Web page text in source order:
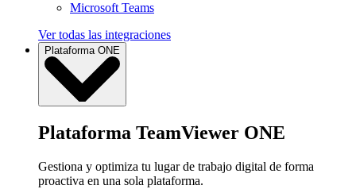
Microsoft Teams
Ver todas las integraciones
Plataforma ONE
Plataforma TeamViewer ONE
Gestiona y optimiza tu lugar de trabajo digital de forma
proactiva en una sola plataforma.